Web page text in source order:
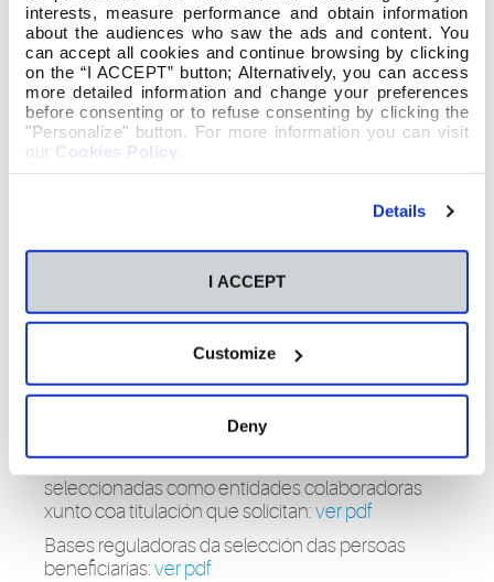
interests, measure performance and obtain information
about the audiences who saw the ads and content. You
can accept all cookies and continue browsing by clicking
on the “I ACCEPT” button; Alternatively, you can access
more detailed information and change your preferences
before consenting or to refuse consenting by clicking the
"Personalize" button. For more information you can visit
our Cookies Policy
Details
I ACCEPT
Customize
Deny
GOBE DE CABA S.L (ESCUELA INFANTIL
TRASTES) Mos 1 CICLO SUPERIOR EN
EDUCACIÓN INFANTIL 6 meses 5.700,00 €
PRIMARIA/GRAO EN EDUCACIÓN PRIMARIA 6
INFANTIL ESTRELAS AMARELAS) Vilagarcía
de Arousa 1 MESTRE, ESPECIALIDADE EN
INFANTIL 6 meses 6.000,00 €
Empresas e corporacións sectoriais
seleccionadas como entidades colaboradoras
xunto coa titulación que solicitan:ver pdf
Bases reguladoras da selección das persoas
beneficiarias:ver pdf